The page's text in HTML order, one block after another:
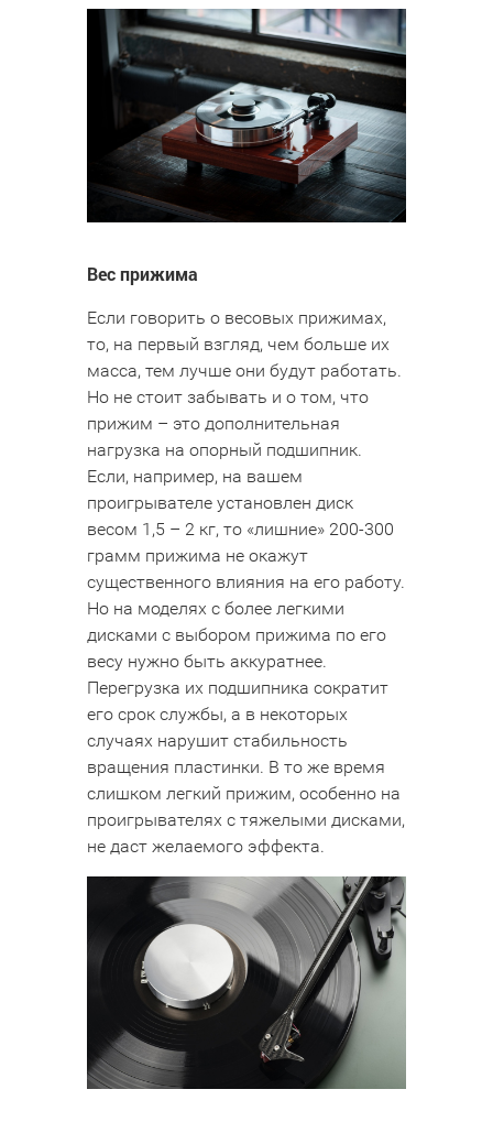
Вес прижима
Если говорить о весовых прижимах,
то, на первый взгляд, чем больше их
масса, тем лучше они будут работать.
Но не стоит забывать и о том, что
прижим – это дополнительная
нагрузка на опорный подшипник.
Если, например, на вашем
проигрывателе установлен диск
весом 1,5 – 2 кг, то «лишние» 200-300
грамм прижима не окажут
существенного влияния на его работу.
Но на моделях с более легкими
дисками с выбором прижима по его
весу нужно быть аккуратнее.
Перегрузка их подшипника сократит
его срок службы, а в некоторых
случаях нарушит стабильность
вращения пластинки. В то же время
слишком легкий прижим, особенно на
проигрывателях с тяжелыми дисками,
не даст желаемого эффекта.